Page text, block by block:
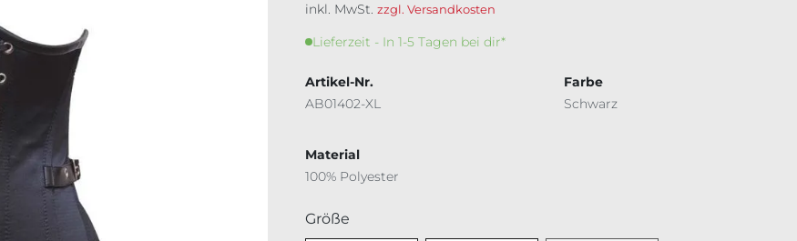
inkl. MwSt. zzgl. Versandkosten
Lieferzeit - In 1-5 Tagen bei dir*
Artikel-Nr.
AB01402-XL
Farbe
Schwarz
Material
100% Polyester
Größe